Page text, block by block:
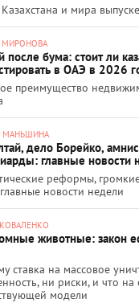
и мира выпуске
МИРОНОВА
после бума: стоит ли
в ОАЭ в 2026
преимущество
МАНЬШИНА
дело Борейко,
главные новости
реформы,
новости недели
животные: закон
ставка на массовое
ни риски, и что
модели